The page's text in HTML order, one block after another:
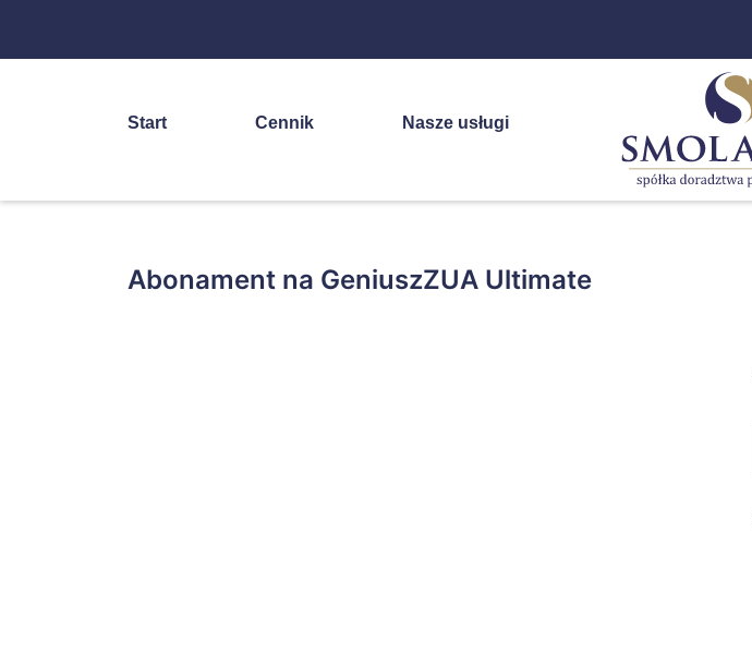
Start Cennik Nasze usługi
Abonament na GeniuszZUA Ultimate